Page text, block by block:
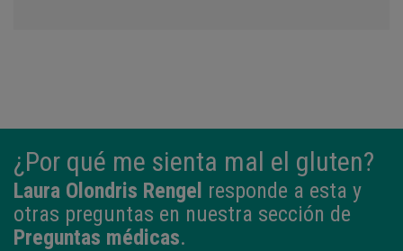
¿Por qué me sienta mal el gluten?
Laura Olondris Rengel responde a esta y
otras preguntas en nuestra sección de
Preguntas médicas.